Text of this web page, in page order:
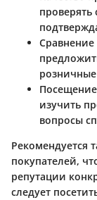
Сравнение
изучить
вопросы
Рекомендуется
покупателей,
репутации
следует